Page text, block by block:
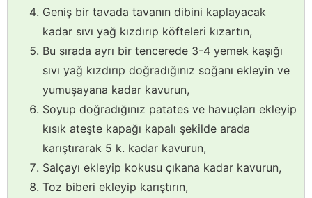
Geniş bir tavada tavanın dibini kaplayacak
kadar sıvı yağ kızdırıp köfteleri kızartın,
Bu sırada ayrı bir tencerede 3-4 yemek kaşığı
sıvı yağ kızdırıp doğradığınız soğanı ekleyin ve
yumuşayana kadar kavurun,
Soyup doğradığınız patates ve havuçları ekleyip
kısık ateşte kapağı kapalı şekilde arada
karıştırarak 5 k. kadar kavurun,
Salçayı ekleyip kokusu çıkana kadar kavurun,
Toz biberi ekleyip karıştırın,